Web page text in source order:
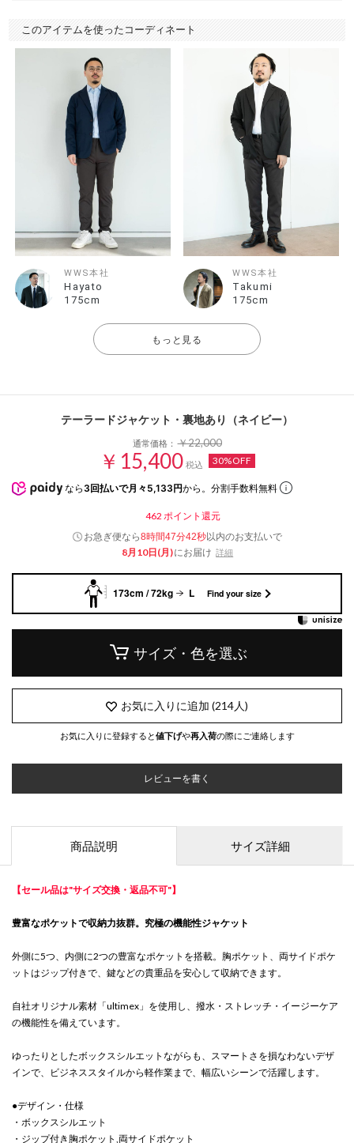
このアイテムを使ったコーディネート
WWS本社
Hayato
175cm
WWS本社
Takumi
175cm
もっと見る
テーラードジャケット・裏地あり（ネイビー）
通常価格：￥22,000
￥15,400 税込 30%OFF
なら 3回払いで月々5,133円から。分割手数料無料
462 ポイント還元
お急ぎ便なら8時間47分41秒以内のお支払いで
8月10日(月)にお届け 詳細
173cm / 72kg L Find your size
サイズ・色を選ぶ
お気に入りに追加 (214人)
お気に入りに登録すると値下げや再入荷の際にご連絡します
レビューを書く
商品説明 サイズ詳細
【セール品は"サイズ交換・返品不可"】
豊富なポケットで収納力抜群。究極の機能性ジャケット
外側に5つ、内側に2つの豊富なポケットを搭載。胸ポケット、両サイドポケ
ットはジップ付きで、鍵などの貴重品を安心して収納できます。
自社オリジナル素材「ultimex」を使用し、撥水・ストレッチ・イージーケア
の機能性を備えています。
ゆったりとしたボックスシルエットながらも、スマートさを損なわないデザ
インで、ビジネススタイルから軽作業まで、幅広いシーンで活躍します。
●デザイン・仕様
・ボックスシルエット
・ジップ付き胸ポケット,両サイドポケット